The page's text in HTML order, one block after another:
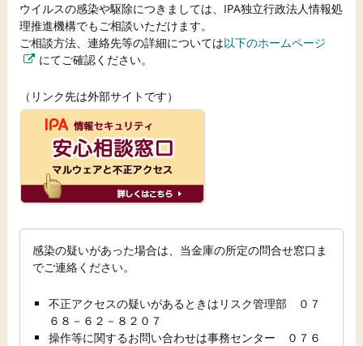
ウイルスの感染や駆除につきましては、IPA独立行政法人情報処
理推進機構でもご相談いただけます。
ご相談方法、連絡先等の詳細については以下のホームページ
にてご確認ください。
（リンク先は外部サイトです）
感染の疑いがあった場合は、当金庫の所定の問合せ窓口ま
でご連絡ください。
不正アクセスの疑いがあるときはリスク管理部 ０７
６８－６２－８２０７
操作等に関するお問い合わせは事務センター ０７６